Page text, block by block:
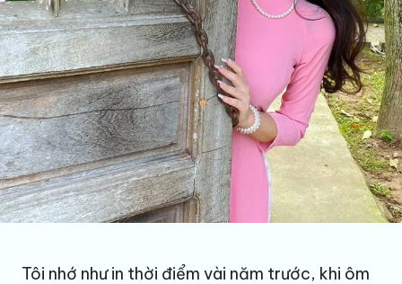
Tôi nhớ như in thời điểm vài năm trước, khi ôm